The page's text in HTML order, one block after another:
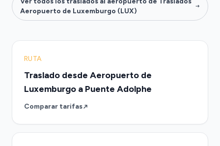
Aeropuerto de Luxemburgo (LUX)
RUTA
Traslado desde Aeropuerto de
Luxemburgo a Puente Adolphe
Comparar tarifas